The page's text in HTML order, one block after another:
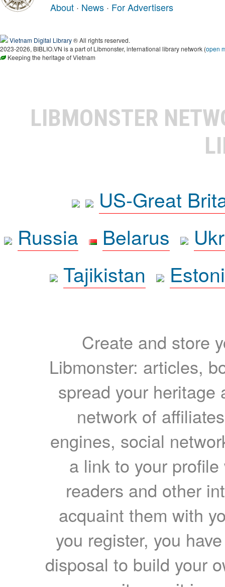
About · News · For Advertisers
Vietnam Digital Library® All rights reserved.
2023-2026, BIBLIO.VN is a part of Libmonster, international library network (open
Keeping the heritage of Vietnam
LIBMONSTER
US-Great
Russia
Belarus
Tajikistan
Create and store
Libmonster: articles,
spread your heritage
network of
engines, social
a link to your
readers and other
acquaint them with
you register, you
disposal to build your